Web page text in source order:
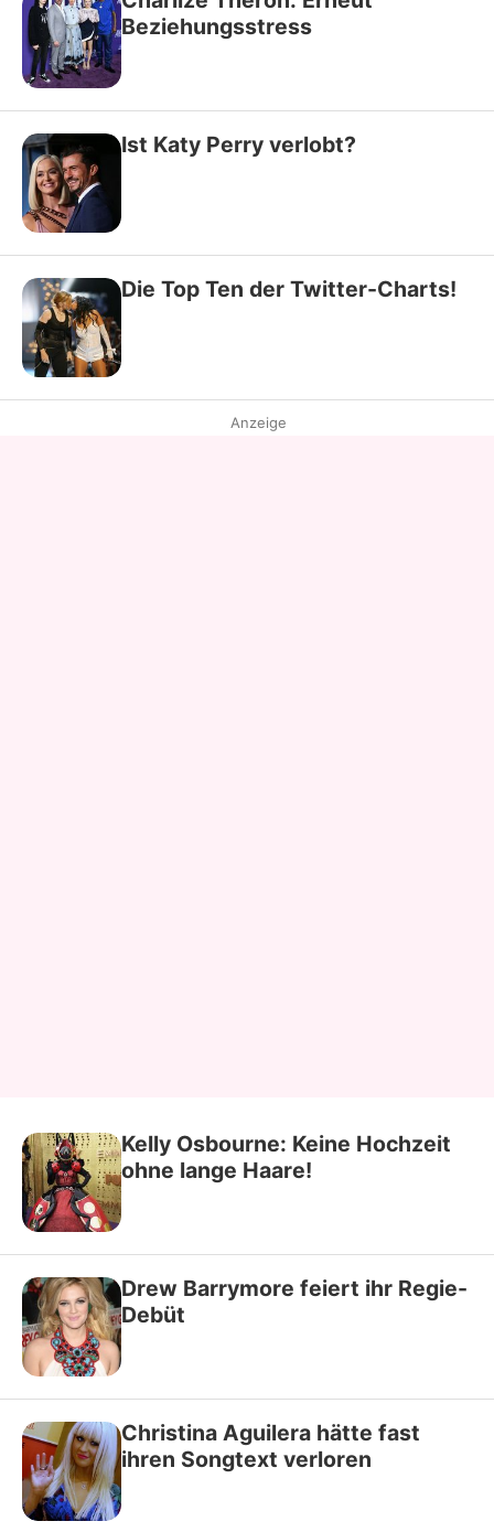
Beziehungsstress
Ist Katy Perry verlobt?
Die Top Ten der Twitter-Charts!
Anzeige
Kelly Osbourne: Keine Hochzeit
ohne lange Haare!
Drew Barrymore feiert ihr Regie-
Debüt
Christina Aguilera hätte fast
ihren Songtext verloren